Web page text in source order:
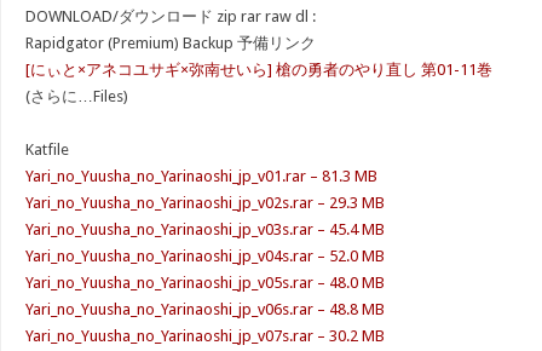
DOWNLOAD/ダウンロード zip rar raw dl :
Rapidgator (Premium) Backup 予備リンク
[にぃと×アネコユサギ×弥南せいら] 槍の勇者のやり直し 第01-11巻
(さらに…Files)
Katfile
Yari_no_Yuusha_no_Yarinaoshi_jp_v01.rar – 81.3 MB
Yari_no_Yuusha_no_Yarinaoshi_jp_v02s.rar – 29.3 MB
Yari_no_Yuusha_no_Yarinaoshi_jp_v03s.rar – 45.4 MB
Yari_no_Yuusha_no_Yarinaoshi_jp_v04s.rar – 52.0 MB
Yari_no_Yuusha_no_Yarinaoshi_jp_v05s.rar – 48.0 MB
Yari_no_Yuusha_no_Yarinaoshi_jp_v06s.rar – 48.8 MB
Yari_no_Yuusha_no_Yarinaoshi_jp_v07s.rar – 30.2 MB